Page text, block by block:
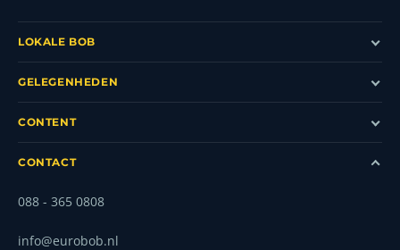
LOKALE BOB
GELEGENHEDEN
CONTENT
CONTACT
088 - 365 0808
info@eurobob.nl